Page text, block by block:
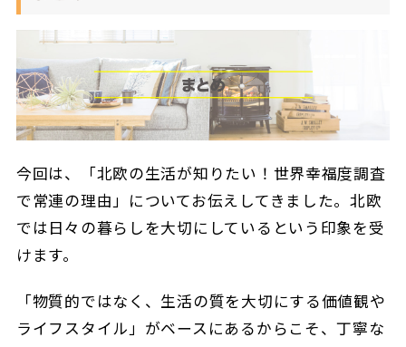
今回は、「北欧の生活が知りたい！世界幸福度調査
で常連の理由」についてお伝えしてきました。北欧
では日々の暮らしを大切にしているという印象を受
けます。
「物質的ではなく、生活の質を大切にする価値観や
ライフスタイル」がベースにあるからこそ、丁寧な